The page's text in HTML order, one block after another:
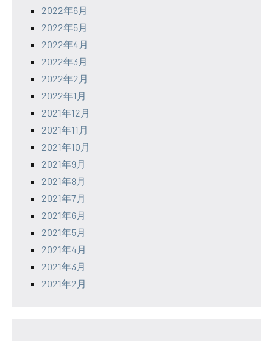
2022年6月
2022年5月
2022年4月
2022年3月
2022年2月
2022年1月
2021年12月
2021年11月
2021年10月
2021年9月
2021年8月
2021年7月
2021年6月
2021年5月
2021年4月
2021年3月
2021年2月